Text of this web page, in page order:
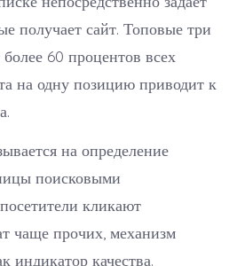
получает сайт. Топовые три
более 60 процентов всех
на одну позицию приводит к
на определение
поисковыми
кликают
чаще прочих, механизм
индикатор качества.